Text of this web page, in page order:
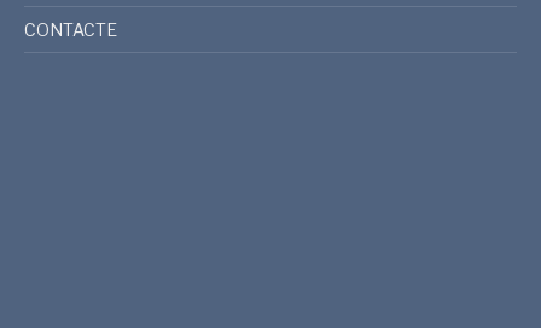
CONTACTE